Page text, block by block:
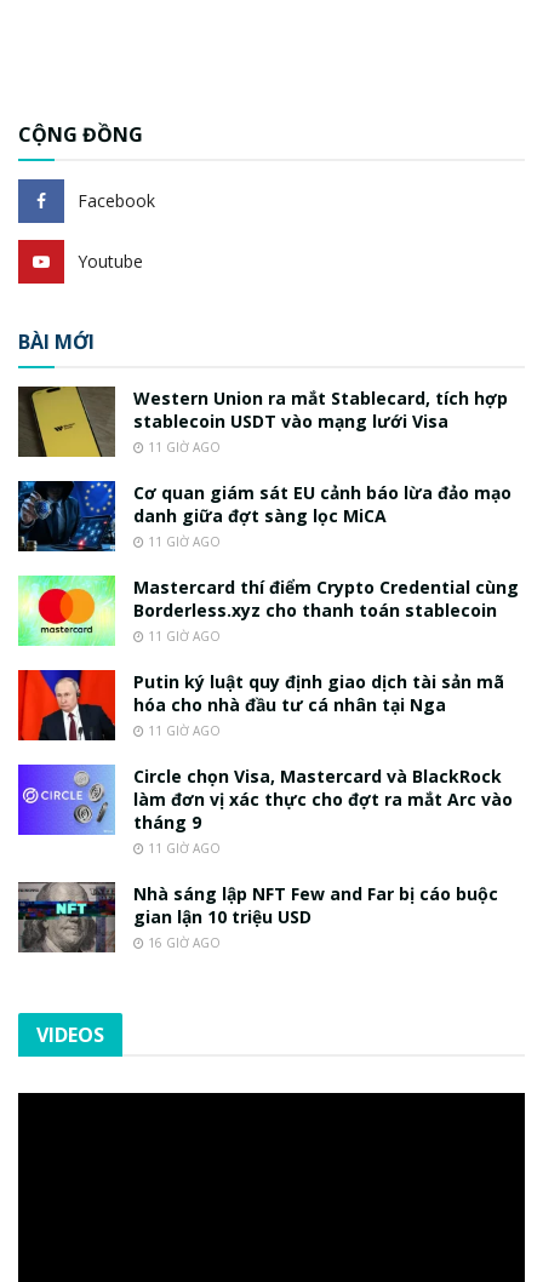
CỘNG ĐỒNG
Facebook
Youtube
BÀI MỚI
Western Union ra mắt Stablecard, tích hợp
stablecoin USDT vào mạng lưới Visa
11 GIỜ AGO
Cơ quan giám sát EU cảnh báo lừa đảo mạo
danh giữa đợt sàng lọc MiCA
11 GIỜ AGO
Mastercard thí điểm Crypto Credential cùng
Borderless.xyz cho thanh toán stablecoin
11 GIỜ AGO
Putin ký luật quy định giao dịch tài sản mã
hóa cho nhà đầu tư cá nhân tại Nga
11 GIỜ AGO
Circle chọn Visa, Mastercard và BlackRock
làm đơn vị xác thực cho đợt ra mắt Arc vào
tháng 9
11 GIỜ AGO
Nhà sáng lập NFT Few and Far bị cáo buộc
gian lận 10 triệu USD
16 GIỜ AGO
VIDEOS